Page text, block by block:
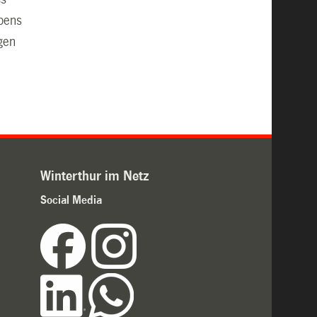
Winterthur im Netz
Social Media